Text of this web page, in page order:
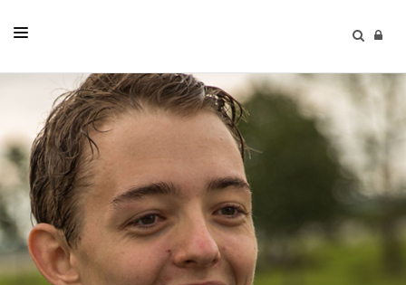
LIVETS GANG
KONFIRMASJON
BARN OG UNGE
RÅD OG UTVALG
KIRKENE VÅRE
MENIGHETSLIV